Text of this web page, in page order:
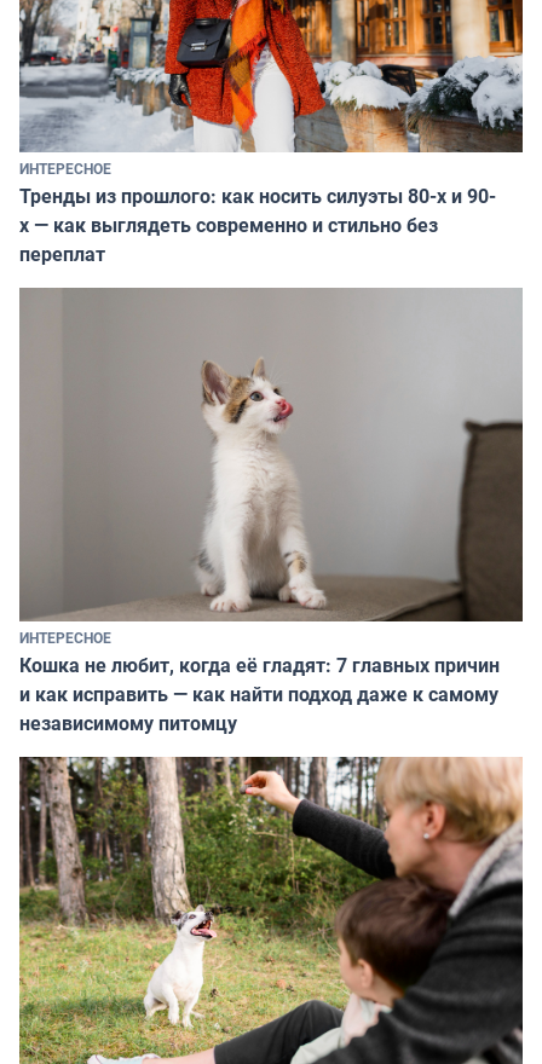
ИНТЕРЕСНОЕ
Тренды из прошлого: как носить силуэты 80-х и 90-
х — как выглядеть современно и стильно без
переплат
ИНТЕРЕСНОЕ
Кошка не любит, когда её гладят: 7 главных причин
и как исправить — как найти подход даже к самому
независимому питомцу